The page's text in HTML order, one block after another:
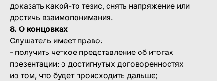
доказать какой-то тезис, снять напряжение или
достичь взаимопонимания.
8. О концовках
Слушатель имеет право:
- получить четкое представление об итогах
презентации: о достигнутых договоренностях
ио том, что будет происходить дальше;